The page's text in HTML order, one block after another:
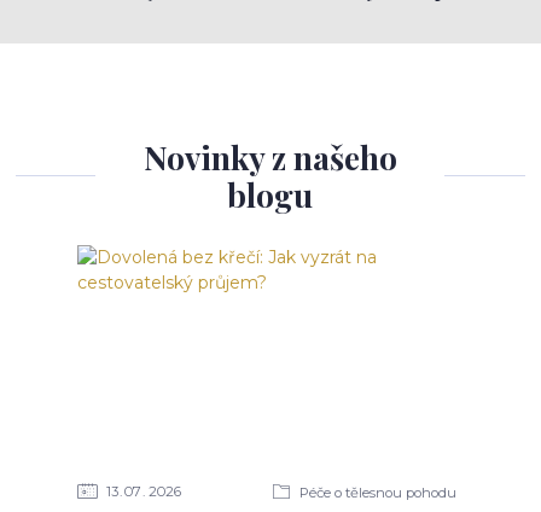
Novinky z našeho
blogu
13 07 2026 Péče o tělesnou pohodu